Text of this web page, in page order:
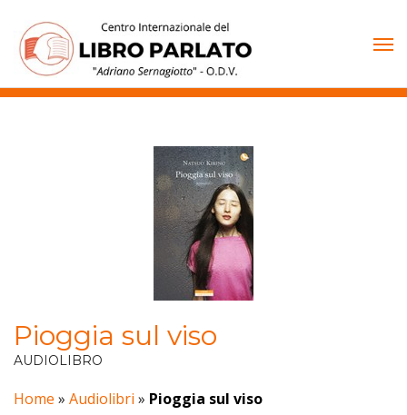
contenuto
Pioggia sul viso
AUDIOLIBRO
Home » Audiolibri » Pioggia sul viso